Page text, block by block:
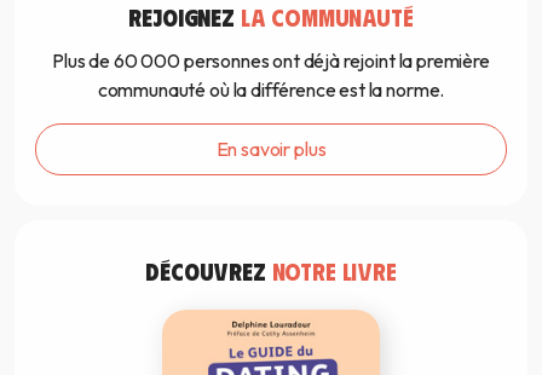
REJOIGNEZ LA COMMUNAUTÉ
Plus de 60 000 personnes ont déjà rejoint la première
communauté où la différence est la norme.
En savoir plus
DÉCOUVREZ NOTRE LIVRE